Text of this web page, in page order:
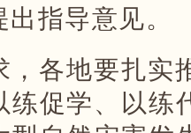
指导意见。
，各地要扎实
练促学、以练